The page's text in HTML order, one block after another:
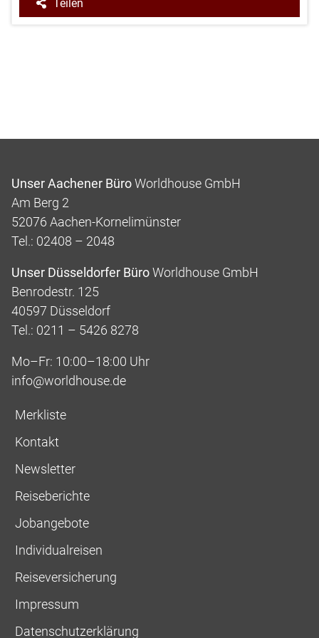
Teilen
Unser Aachener BüroWorldhouse GmbH
Am Berg 2
52076 Aachen-Kornelimünster
Tel.: 02408 – 2048
Unser Düsseldorfer BüroWorldhouse GmbH
Benrodestr. 125
40597 Düsseldorf
Tel.: 0211 – 5426 8278
Mo–Fr: 10:00–18:00 Uhr
info@worldhouse.de
Merkliste
Kontakt
Newsletter
Reiseberichte
Jobangebote
Individualreisen
Reiseversicherung
Impressum
Datenschutzerklärung